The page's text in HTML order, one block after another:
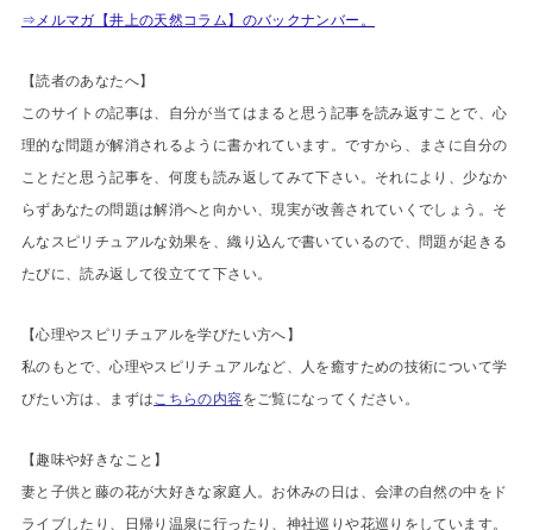
⇒メルマガ【井上の天然コラム】のバックナンバー。
【読者のあなたへ】
このサイトの記事は、自分が当てはまると思う記事を読み返すことで、心
理的な問題が解消されるように書かれています。ですから、まさに自分の
ことだと思う記事を、何度も読み返してみて下さい。それにより、少なか
らずあなたの問題は解消へと向かい、現実が改善されていくでしょう。そ
んなスピリチュアルな効果を、織り込んで書いているので、問題が起きる
たびに、読み返して役立てて下さい。
【心理やスピリチュアルを学びたい方へ】
私のもとで、心理やスピリチュアルなど、人を癒すための技術について学
びたい方は、まずは こちらの内容をご覧になってください。
【趣味や好きなこと】
妻と子供と藤の花が大好きな家庭人。お休みの日は、会津の自然の中をド
ライブしたり、日帰り温泉に行ったり、神社巡りや花巡りをしています。